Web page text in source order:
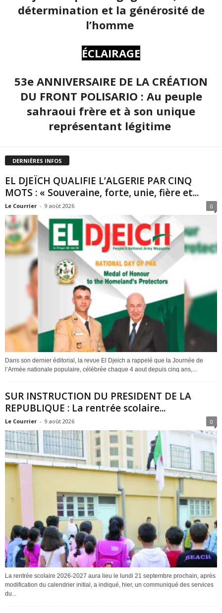
détermination et la générosité de
l’homme
ÉCLAIRAGE
53e ANNIVERSAIRE DE LA CRÉATION
DU FRONT POLISARIO : Au peuple
sahraoui frère et à son unique
représentant légitime
DERNIÈRES INFOS
EL DJEÏCH QUALIFIE L’ALGERIE PAR CINQ
MOTS : « Souveraine, forte, unie, fière et...
Le Courrier - 9 août 2026 0
Dans son dernier éditorial, la revue El Djeich a rappelé que la Journée de
l’Armée nationale populaire, célébrée chaque 4 aout depuis cinq ans,...
SUR INSTRUCTION DU PRESIDENT DE LA
REPUBLIQUE : La rentrée scolaire...
Le Courrier - 9 août 2026 0
La rentrée scolaire 2026-2027 aura lieu le lundi 21 septembre prochain, après
modification du calendrier initial, a indiqué, hier, un communiqué des services
du...